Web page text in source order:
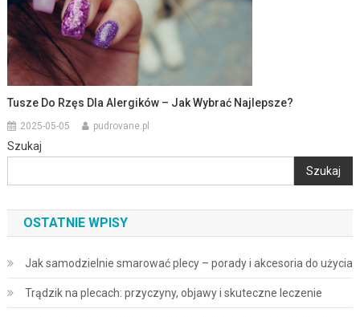
Tusze Do Rzęs Dla Alergików – Jak Wybrać Najlepsze?
2025-05-05 pudrovane.pl
Szukaj
Szukaj
OSTATNIE WPISY
Jak samodzielnie smarować plecy – porady i akcesoria do użycia
Trądzik na plecach: przyczyny, objawy i skuteczne leczenie